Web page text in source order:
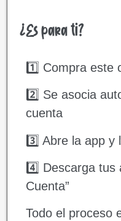
¿Es para ti?
1️⃣ Compra este
2️⃣ Se asocia
cuenta
3️⃣ Abre la app y
4️⃣ Descarga tus
Cuenta”
Todo el proceso